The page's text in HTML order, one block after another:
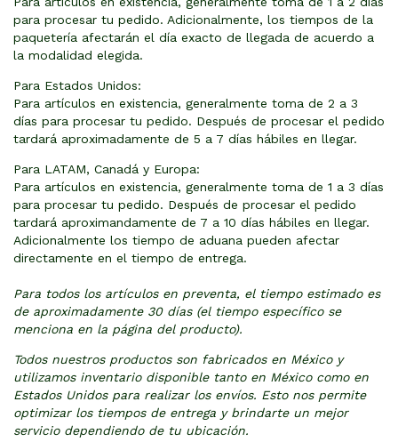
para procesar tu pedido. Adicionalmente, los tiempos de la
paquetería afectarán el día exacto de llegada de acuerdo a
la modalidad elegida.
Para Estados Unidos:
Para artículos en existencia, generalmente toma de 2 a 3
días para procesar tu pedido. Después de procesar el pedido
tardará aproximadamente de 5 a 7 días hábiles en llegar.
Para LATAM, Canadá y Europa:
Para artículos en existencia, generalmente toma de 1 a 3 días
para procesar tu pedido. Después de procesar el pedido
tardará aproximandamente de 7 a 10 días hábiles en llegar.
Adicionalmente los tiempo de aduana pueden afectar
directamente en el tiempo de entrega.
Para todos los artículos en preventa, el tiempo estimado es
de aproximadamente 30 días (el tiempo específico se
menciona en la página del producto).
Todos nuestros productos son fabricados en México y
utilizamos inventario disponible tanto en México como en
Estados Unidos para realizar los envíos. Esto nos permite
optimizar los tiempos de entrega y brindarte un mejor
servicio dependiendo de tu ubicación.